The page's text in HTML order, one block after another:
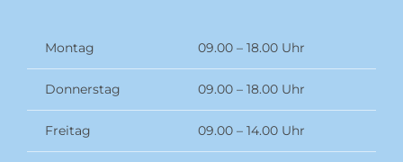
Montag 09.00 – 18.00 Uhr
Donnerstag 09.00 – 18.00 Uhr
Freitag 09.00 – 14.00 Uhr